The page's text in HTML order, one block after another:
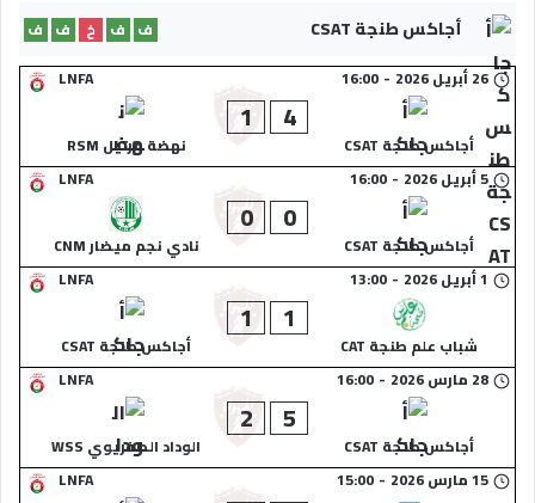
أجاكس طنجة CSAT ف ف خ ف ف
LNFA
26 أبريل 2026 -
16:00
أجاكس طنجة CSAT
4
1
نهضة مرتيل RSM
LNFA
5 أبريل 2026 -
16:00
أجاكس طنجة CSAT
0
0
نادي نجم ميضار CNM
LNFA
1 أبريل 2026 -
13:00
شباب علم طنجة CAT
1
1
أجاكس طنجة CSAT
LNFA
28 مارس 2026 -
16:00
أجاكس طنجة CSAT
5
2
الوداد الصفريوي WSS
LNFA
15 مارس 2026 -
15:00